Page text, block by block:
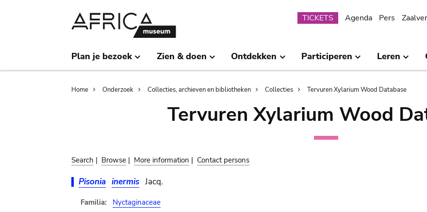
Submenu
TICKETS Agenda Pers
Plan je bezoek Zien & doen Ontdekken Participeren Leren
Breadcrumb
Home Onderzoek Collecties, archieven en bibliotheken Collecties Tervuren Xylarium Wood Database
Tervuren Xylarium Wood
Search | Browse | More information | Contact persons
Pisonia inermis Jacq.
Familia:
Nyctaginaceae